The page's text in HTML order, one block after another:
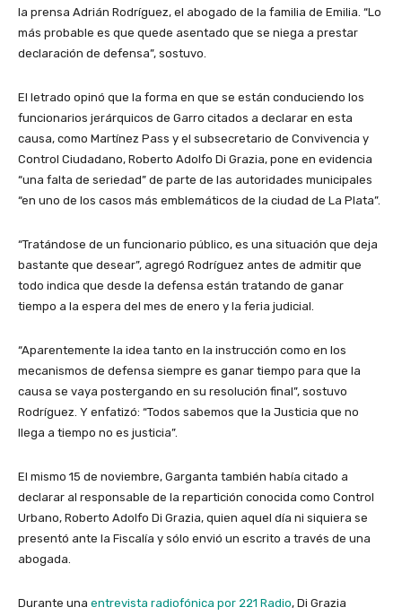
la prensa Adrián Rodríguez, el abogado de la familia de Emilia. “Lo
más probable es que quede asentado que se niega a prestar
declaración de defensa”, sostuvo.
El letrado opinó que la forma en que se están conduciendo los
funcionarios jerárquicos de Garro citados a declarar en esta
causa, como Martínez Pass y el subsecretario de Convivencia y
Control Ciudadano, Roberto Adolfo Di Grazia, pone en evidencia
“una falta de seriedad” de parte de las autoridades municipales
“en uno de los casos más emblemáticos de la ciudad de La Plata”.
“Tratándose de un funcionario público, es una situación que deja
bastante que desear”, agregó Rodríguez antes de admitir que
todo indica que desde la defensa están tratando de ganar
tiempo a la espera del mes de enero y la feria judicial.
“Aparentemente la idea tanto en la instrucción como en los
mecanismos de defensa siempre es ganar tiempo para que la
causa se vaya postergando en su resolución final”, sostuvo
Rodríguez. Y enfatizó: “Todos sabemos que la Justicia que no
llega a tiempo no es justicia”.
El mismo 15 de noviembre, Garganta también había citado a
declarar al responsable de la repartición conocida como Control
Urbano, Roberto Adolfo Di Grazia, quien aquel día ni siquiera se
presentó ante la Fiscalía y sólo envió un escrito a través de una
abogada.
Durante una entrevista radiofónica por 221 Radio, Di Grazia